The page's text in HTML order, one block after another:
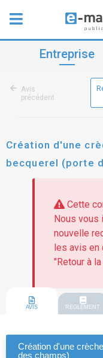
Entreprise
Avis
précédent
Création d'une
becquerel (porte
Cette
Nous vous
nouvelle
les avis en
"Retour à
AVIS REGLEMENT
Création d'une
des champs)